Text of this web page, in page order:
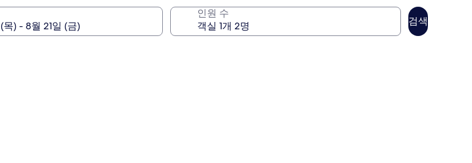
인원 수
검색